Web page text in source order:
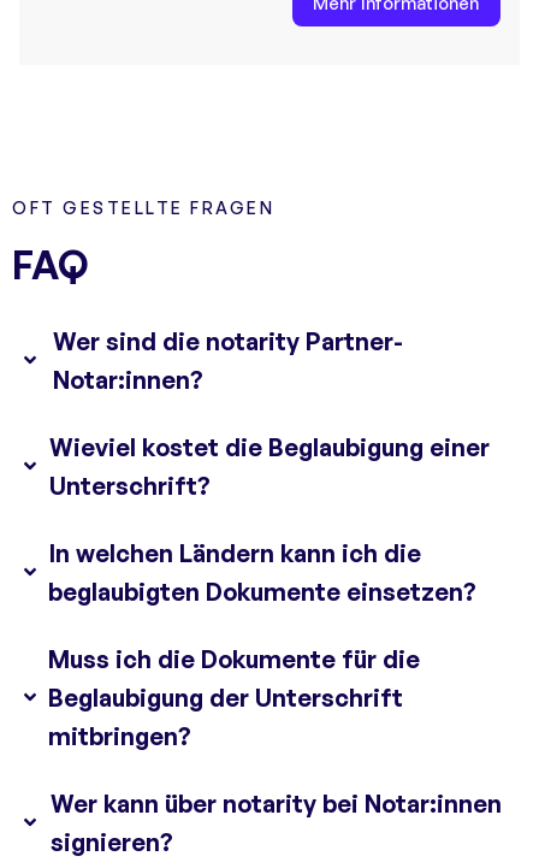
OFT GESTELLTE FRAGEN
FAQ
Wer sind die notarity Partner-
Notar:innen?
Wieviel kostet die Beglaubigung einer
Unterschrift?
In welchen Ländern kann ich die
beglaubigten Dokumente einsetzen?
Muss ich die Dokumente für die
Beglaubigung der Unterschrift
mitbringen?
Wer kann über notarity bei Notar:innen
signieren?